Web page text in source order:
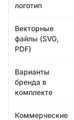
логотип
Векторные
файлы (SVG,
PDF)
Варианты
бренда в
комплекте
Коммерческие